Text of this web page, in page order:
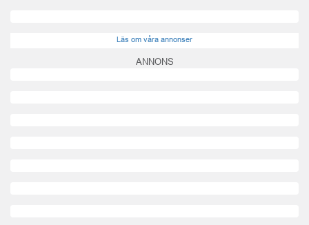
Läs om våra annonser
ANNONS